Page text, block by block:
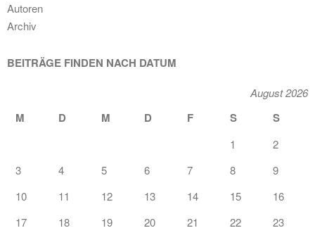
Autoren
Archiv
BEITRÄGE FINDEN NACH DATUM
August 2026
M D M D F S S
1
2
3
4 5 6 7 8
9
10
11 12 13 14 15
16
17
18 19 20 21 22
23